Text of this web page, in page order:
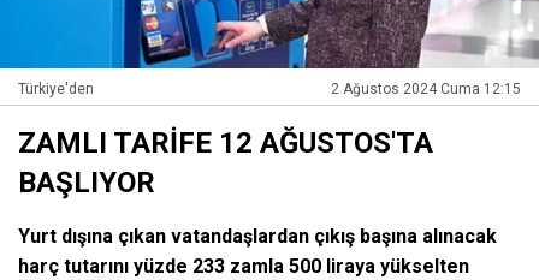
Türkiye'den 2 Ağustos 2024 Cuma 12:15
ZAMLI TARİFE 12 AĞUSTOS'TA
BAŞLIYOR
Yurt dışına çıkan vatandaşlardan çıkış başına alınacak
harç tutarını yüzde 233 zamla 500 liraya yükselten